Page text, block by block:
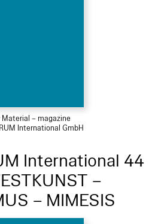
Material – magazine
International GmbH
International 44
–
– MIMESIS